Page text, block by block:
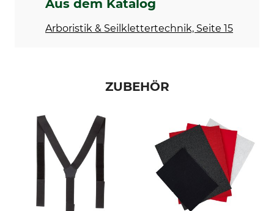
92% Polyamid
Futter
100% Polyester
52% Polypropylen
48% Polyester
Waschen
40 °C Buntwäsche
Nicht bleichen
Nicht im Wäschetrockner
trocknen
Bügeln
Bügeln bis 110 °C
Professionelle Textilpflege
Aus dem Katalog
Arboristik & Seilklettertechnik, Seite 15
ZUBEHÖR